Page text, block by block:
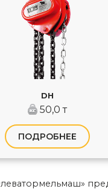
DH
50,0 т
ПОДРОБНЕЕ